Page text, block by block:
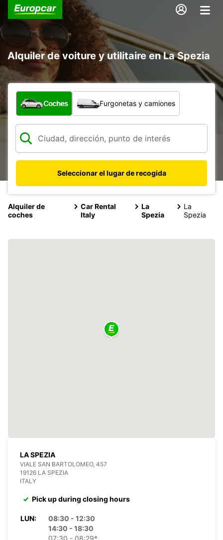
Alquiler de voiture y utilitaire en La Spezia
¿Qué tipo de vehículo?
Coches Furgonetas y camiones
Seleccionar el lugar de recogida
Alquiler de
coches
Car Rental
Italy
La
Spezia
La
Spezia
LA SPEZIA
VIALE SAN BARTOLOMEO, 457
19126 LA SPEZIA
ITALY
Pick up during closing hours
LUN:
08:30 - 12:30
14:30 - 18:30
07:30 - 08:29*